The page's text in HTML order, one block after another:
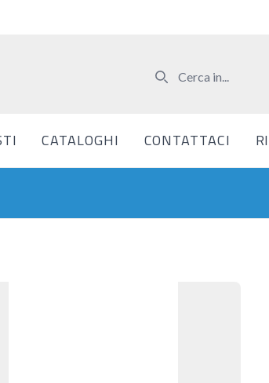
CATALOGHI CONTATTACI